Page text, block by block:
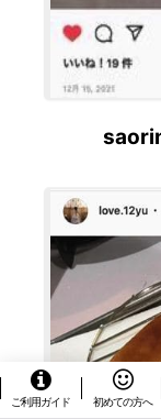
ご利用ガイド 初めての方へ